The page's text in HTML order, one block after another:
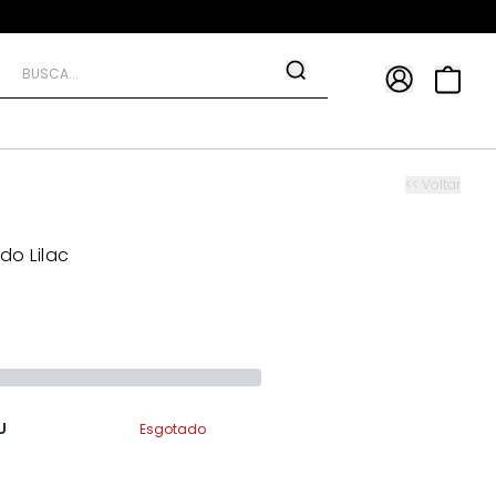
<< Voltar
Lilac
Esgotado